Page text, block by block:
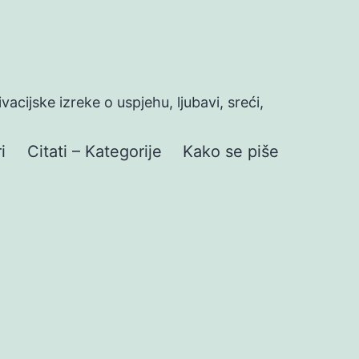
izreke o uspjehu, ljubavi, sreći,
Citati – Kategorije Kako se piše